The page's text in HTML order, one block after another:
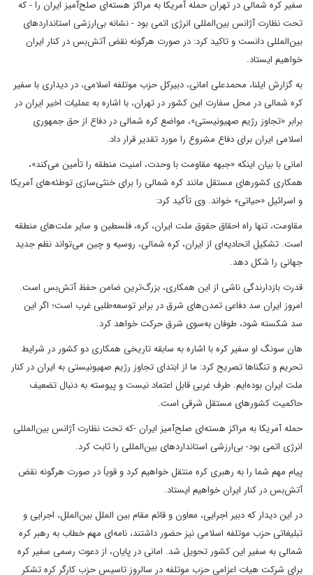
سفیر کره شمالی در تهران حمله آمریکا به مراکز هسته‌ای صلح‌آمیز ایران را - که
تحت نظارت آژانس بین‌المللی انرژی اتمی بود - نشانه بی‌ارزشی استاندارد‌های
بین‌المللی دانست و تاکید کرد: در صورت هرگونه نقض آتش‌بس در کنار ایران
خواهیم ایستاد.
به گزارش ایلنا، محمدعلی امانی، دبیرکل حزب موتلفه اسلامی، در دیداری با سفیر
کره شمالی در محل سفارت این کشور در تهران، با اشاره به عملیات اخیر ایران در
برابر «تجاوز رژیم صهیونیستی»، مواضع کره شمالی در دفاع از حق جمهوری
اسلامی ایران برای دفاع مشروع را مورد تقدیر قرار داد.
امانی با بیان اینکه «جبهه مقاومت با وحدت، امنیت منطقه را تأمین می‌کند»،
همکاری کشورهای مستقل مانند کره شمالی را برای خنثی‌سازی توطئه‌های آمریکا
و اسرائیل «حیاتی» خواند. وی تأکید کرد:
مقاومت، تنها راه احقاق حقوق ملت ایران، کره، فلسطین و سایر ملت‌های منطقه
است. تشکیل اتحادیه‌ای از ایران، کره شمالی، روسیه و چین می‌تواند نظم جدید
جهانی را شکل دهد.
قدرت بازدارندگی ناشی از این همکاری، بزرگ‌ترین ضامن حفظ آتش‌بس است.
امروز ایران سد دفاعی تمدن‌های شرق در برابر توسعه‌طلبی غرب است؛ اگر این
سد شکسته شود، طوفان به‌سوی شرق حرکت خواهد کرد.
هان سونگ او سفیر کره با اشاره به سابقه تاریخی همکاری دو کشور در شرایط
تحریم و تنگناها تصریح کرد: ما از ابتدای تجاوز رژیم صهیونیستی به ایران در کنار
ملت ایران بوده‌ایم. طرف غربی قابل اعتماد نیست و پیوسته به دنبال تضعیف
حاکمیت کشورهای مستقل شرقی است.
حمله آمریکا به مراکز هسته‌ای صلح‌آمیز ایران -که تحت نظارت آژانس بین‌المللی
انرژی اتمی بود- بی‌ارزشی استانداردهای بین‌المللی را ثابت کرد.
پیام مهم شما را به رهبری کره منتقل خواهیم کرد و قویاً در صورت هرگونه نقض
آتش‌بس در کنار ایران خواهیم ایستاد.
در این دیدار که دبیر اجرایی، معاون و قائم مقام بین الملل بین‌الملل، اجرایی و
تبلیغاتی حزب موتلفه اسلامی نیز حضور داشتند، نامه‌ای مهم خطاب به رهبر کره
شمالی به سفیر این کشور تحویل شد. امانی در پایان، از دعوت رسمی سفیر کره
برای شرکت هیات اعزامی حزب موتلفه در سالروز تاسیس حزب کارگر کره تشکر